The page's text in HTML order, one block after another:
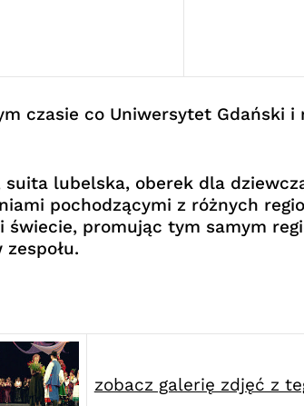
czasie co Uniwersytet
lubelska, oberek dla
pochodzącymi z różnych
promując tym samym
zobacz galerię zdjęć z